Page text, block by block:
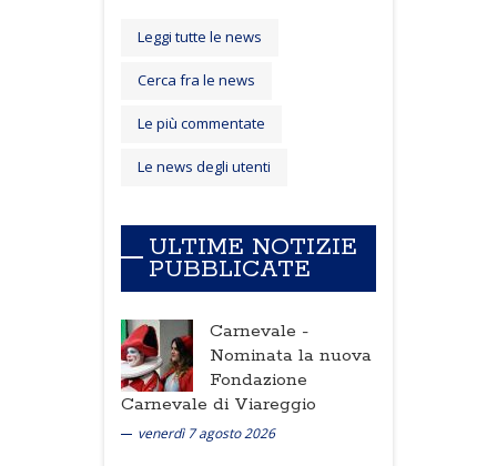
Leggi tutte le news
Cerca fra le news
Le più commentate
Le news degli utenti
ULTIME NOTIZIE
PUBBLICATE
Carnevale -
Nominata la nuova
Fondazione
Carnevale di Viareggio
venerdì 7 agosto 2026